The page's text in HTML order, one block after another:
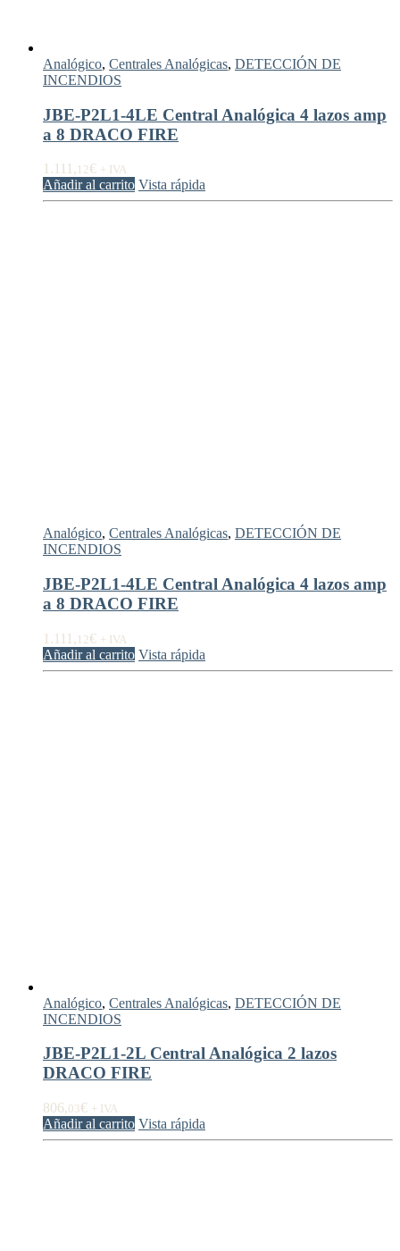
Analógico, Centrales Analógicas, DETECCIÓN DE
INCENDIOS
JBE-P2L1-4LE Central Analógica 4 lazos amp
a 8 DRACO FIRE
1.111, 12€ + IVA
Añadir al carrito Vista rápida
Analógico, Centrales Analógicas, DETECCIÓN DE
INCENDIOS
JBE-P2L1-4LE Central Analógica 4 lazos amp
a 8 DRACO FIRE
1.111, 12€ + IVA
Añadir al carrito Vista rápida
Analógico, Centrales Analógicas, DETECCIÓN DE
INCENDIOS
JBE-P2L1-2L Central Analógica 2 lazos
DRACO FIRE
806,03€ + IVA
Añadir al carrito Vista rápida